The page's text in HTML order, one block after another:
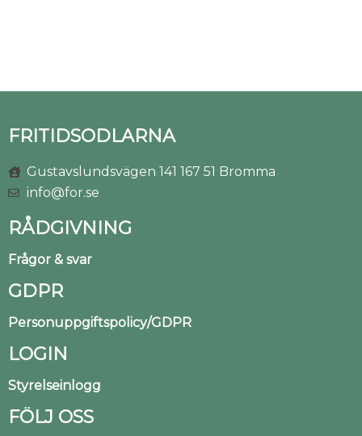
FRITIDSODLARNA
Gustavslundsvägen 141 167 51 Bromma
info@for.se
RÅDGIVNING
Frågor & svar
GDPR
Personuppgiftspolicy/GDPR
LOGIN
Styrelseinlogg
FÖLJ OSS